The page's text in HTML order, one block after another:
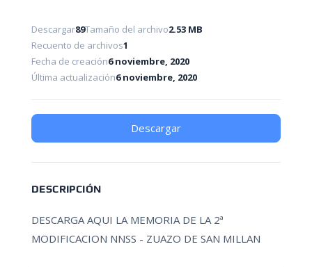
Descargar89Tamaño del archivo2.53 MB
Recuento de archivos1
Fecha de creación6 noviembre, 2020
Última actualización6 noviembre, 2020
Descargar
DESCRIPCIÓN
DESCARGA AQUI LA MEMORIA DE LA 2ª
MODIFICACION NNSS - ZUAZO DE SAN MILLAN